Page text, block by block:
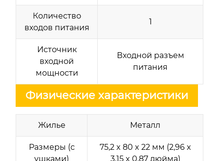
Количество
входов питания
1
Источник
входной
мощности
Входной разъем
питания
Физические характеристики
Жилье Металл
Размеры (с
ушками)
75,2 x 80 x 22 мм (2,96 x
3,15 x 0,87 дюйма)